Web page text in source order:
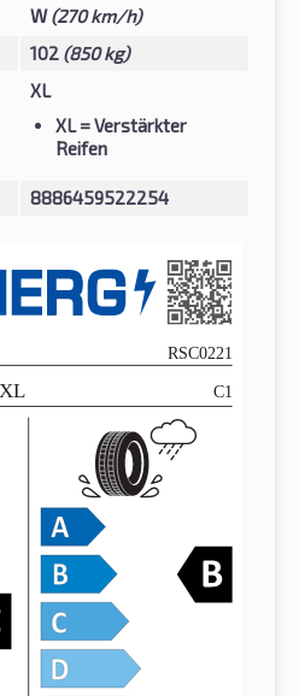
W(270 km/h)
102 (850 kg)
XL
XL= Verstärkter
Reifen
8886459522254